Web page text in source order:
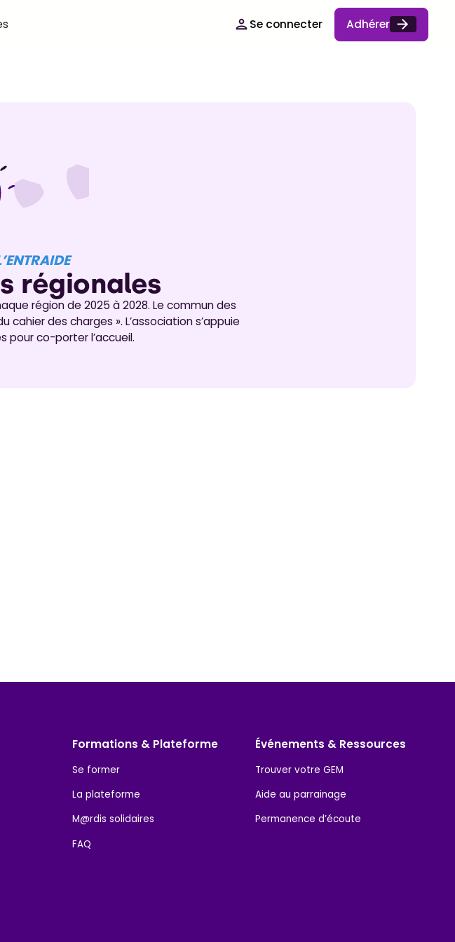
Se connecter Adhérer
régionales
région de 2025 à 2028. Le commun des
cahier des charges ». L’association s’appuie
pour co-porter l’accueil.
Formations & Plateforme
Se former
La plateforme
M@rdis solidaires
FAQ
Événements & Ressources
Trouver votre GEM
Aide au parrainage
Permanence d’écoute